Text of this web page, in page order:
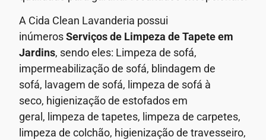
A Cida Clean Lavanderia possui
inúmerosServiços de Limpeza de Tapete em
Jardins, sendo eles: Limpeza de sofá,
impermeabilização de sofá, blindagem de
sofá, lavagem de sofá, limpeza de sofá à
seco, higienização de estofados em
geral, limpeza de tapetes, limpeza de carpetes,
limpeza de colchão, higienização de travesseiro,